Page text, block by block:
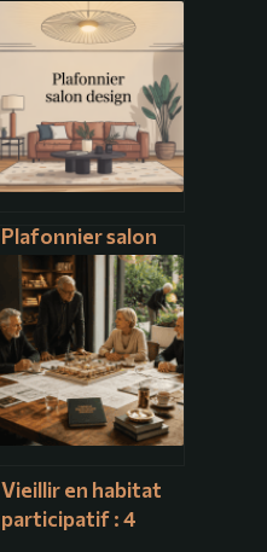
Plafonnier salon
design : comment
choisir le modèle
idéal pour votre
intérieur
Vieillir en habitat
participatif : 4